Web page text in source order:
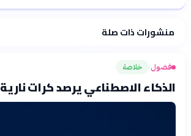
فلسفتنا المعرفية· سياسة الذكاء الاصطناعيمنشورات ذات صلة
فضول› خلاصة
الذكاء الاصطناعي يرصد كرات